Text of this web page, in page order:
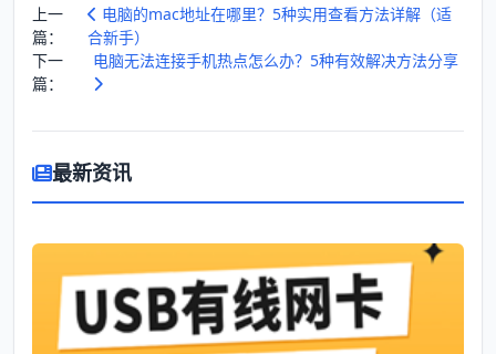
上一
篇：
电脑的mac地址在哪里？5种实用查看方法详解（适
合新手）
下一
篇：
电脑无法连接手机热点怎么办？5种有效解决方法分享
最新资讯